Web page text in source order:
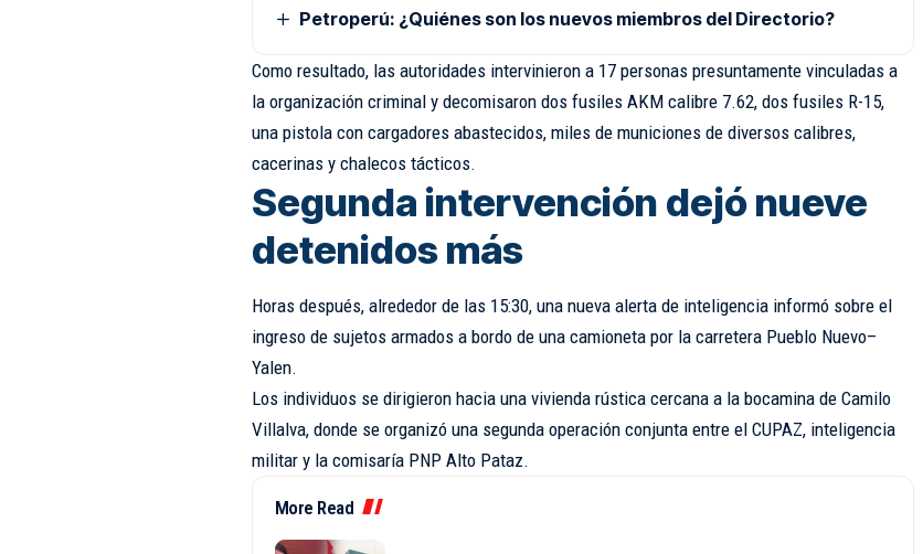
Petroperú: ¿Quiénes son los nuevos miembros del Directorio?
Como resultado, las autoridades intervinieron a 17 personas presuntamente vinculadas a
la organización criminal y decomisaron dos fusiles AKM calibre 7.62, dos fusiles R-15,
una pistola con cargadores abastecidos, miles de municiones de diversos calibres,
cacerinas y chalecos tácticos.
Segunda intervención dejó nueve
detenidos más
Horas después, alrededor de las 15:30, una nueva alerta de inteligencia informó sobre el
ingreso de sujetos armados a bordo de una camioneta por la carretera Pueblo Nuevo–
Yalen.
Los individuos se dirigieron hacia una vivienda rústica cercana a la bocamina de Camilo
Villalva, donde se organizó una segunda operación conjunta entre el CUPAZ, inteligencia
militar y la comisaría PNP Alto Pataz.
More Read